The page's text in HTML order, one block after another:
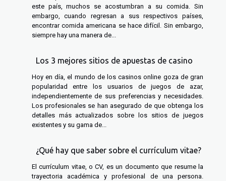
este país, muchos se acostumbran a su comida. Sin
embargo, cuando regresan a sus respectivos países,
encontrar comida americana se hace difícil. Sin embargo,
siempre hay una manera de...
Los 3 mejores sitios de apuestas de casino
Hoy en día, el mundo de los casinos online goza de gran
popularidad entre los usuarios de juegos de azar,
independientemente de sus preferencias y necesidades.
Los profesionales se han asegurado de que obtenga los
detalles más actualizados sobre los sitios de juegos
existentes y su gama de...
¿Qué hay que saber sobre el currículum vitae?
El currículum vitae, o CV, es un documento que resume la
trayectoria académica y profesional de una persona.